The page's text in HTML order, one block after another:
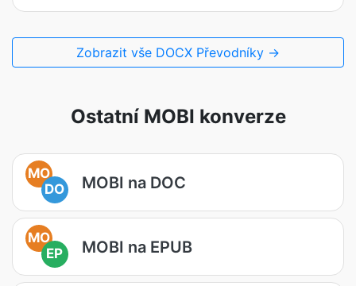
Zobrazit vše DOCX Převodníky →
Ostatní MOBI konverze
MO
DO
MOBI na DOC
MO
EP
MOBI na EPUB